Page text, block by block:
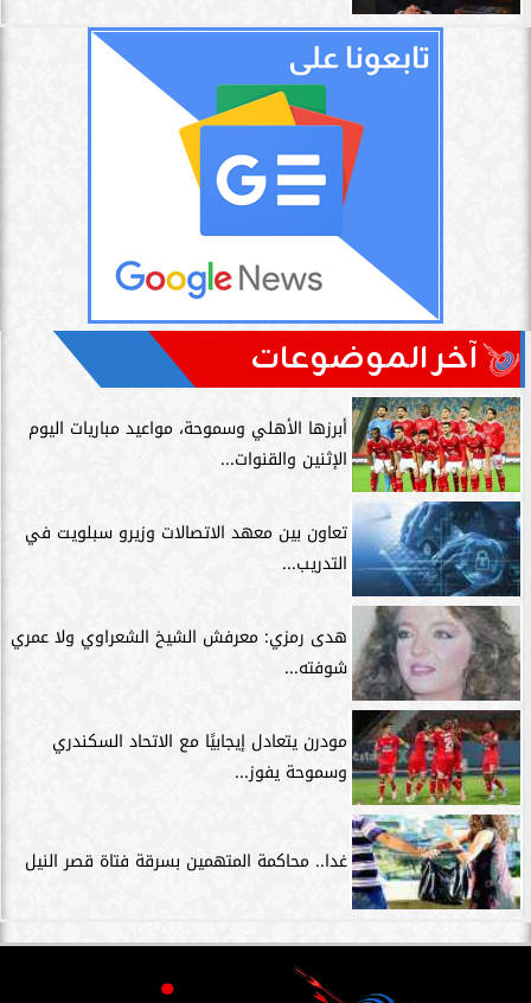
آخر الموضوعات
أبرزها الأهلي وسموحة، مواعيد مباريات اليوم
الإثنين والقنوات...
تعاون بين معهد الاتصالات وزيرو سبلويت في
التدريب...
هدى رمزي: معرفش الشيخ الشعراوي ولا عمري
شوفته...
مودرن يتعادل إيجابيًا مع الاتحاد السكندري
وسموحة يفوز...
غدا.. محاكمة المتهمين بسرقة فتاة قصر النيل